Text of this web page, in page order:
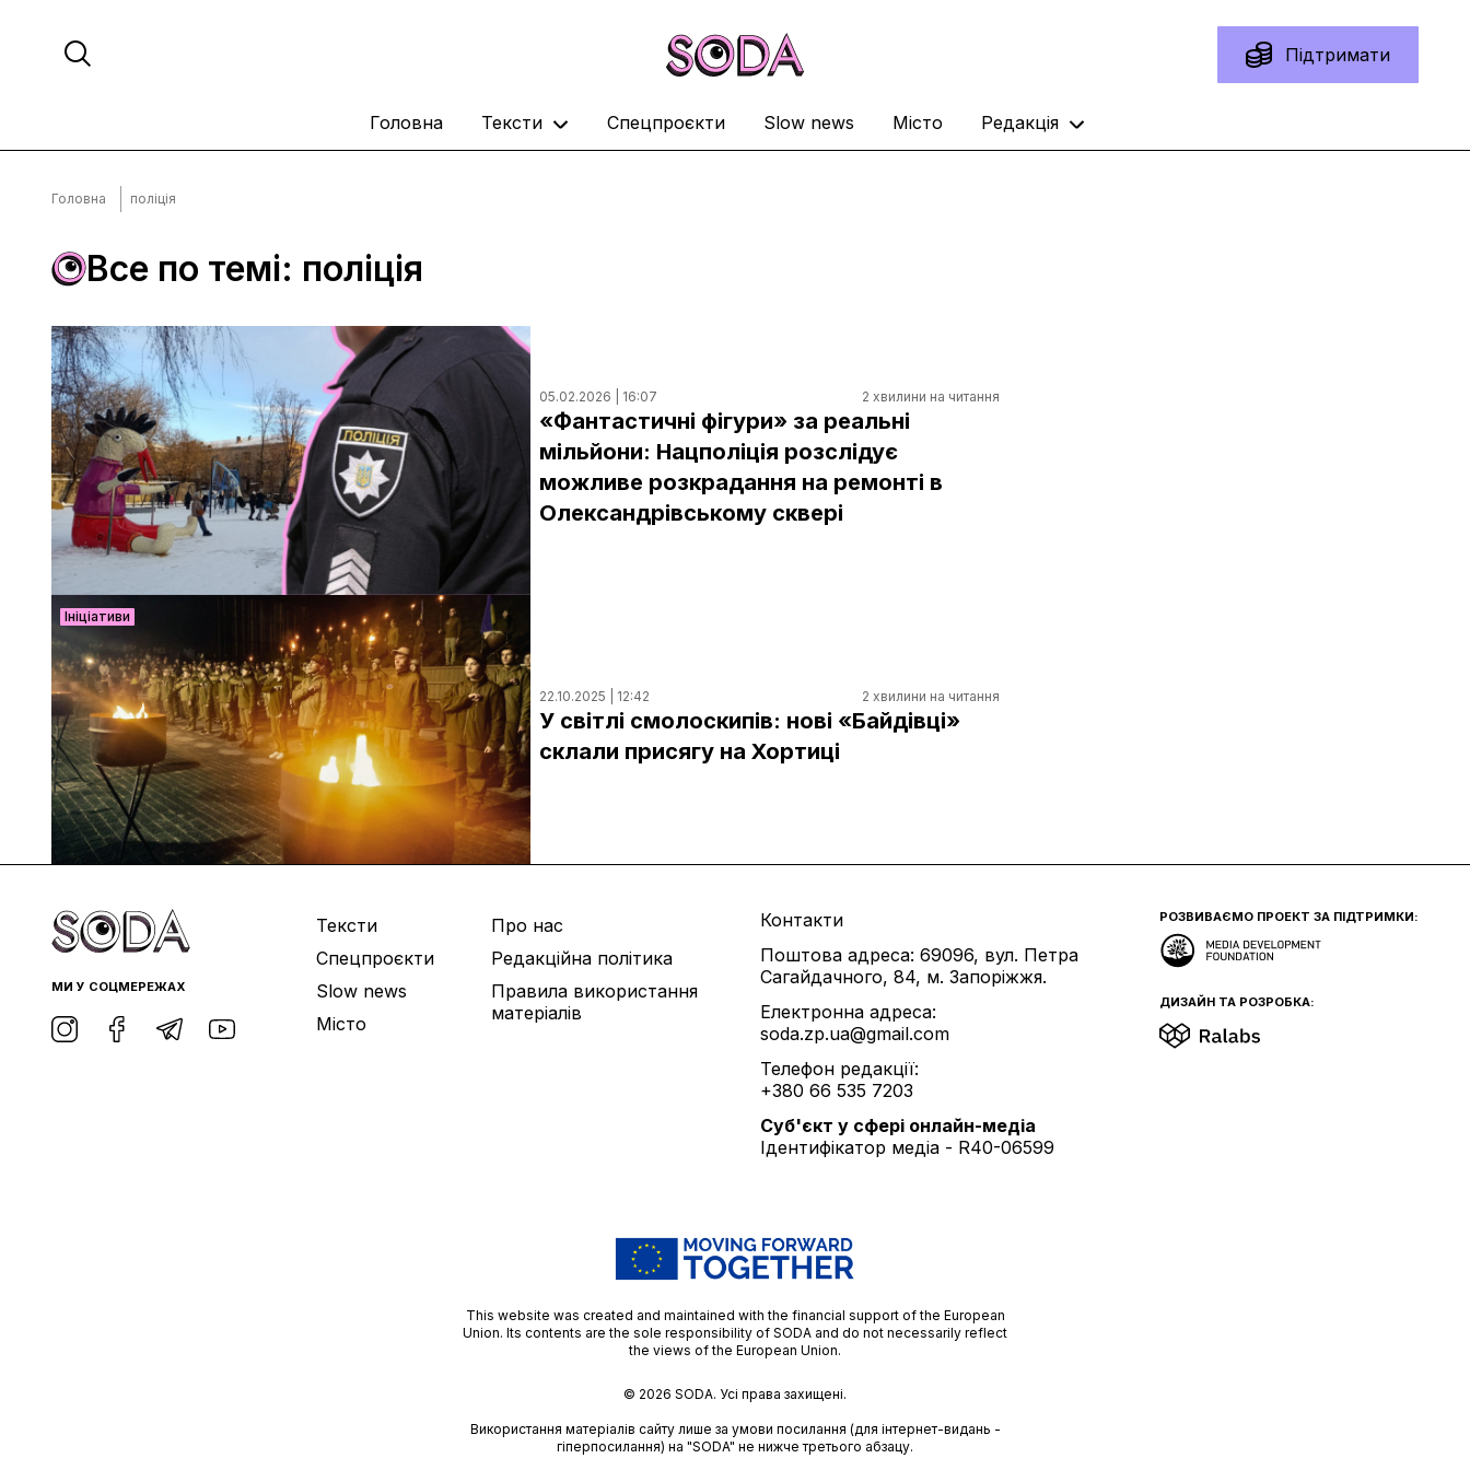
Підтримати
Головна Тексти Спецпроєкти Slow news Місто Редакція
Головна поліція
Все по темі: поліція
05.02.2026 | 16:07 2 хвилини на читання
«Фантастичні фігури» за реальні
мільйони: Нацполіція розслідує
можливе розкрадання на ремонті в
Олександрівському сквері
Ініціативи
22.10.2025 | 12:42 2 хвилини на читання
У світлі смолоскипів: нові «Байдівці»
склали присягу на Хортиці
МИ У СОЦМЕРЕЖАХ
Тексти
Спецпроєкти
Slow news
Місто
Про нас
Редакційна політика
Правила використання
матеріалів
Контакти
Поштова адреса: 69096, вул. Петра
Сагайдачного, 84, м. Запоріжжя.
Електронна адреса:
soda.zp.ua@gmail.com
Телефон редакції:
+380 66 535 7203
Cуб'єкт у сфері онлайн-медіа
Ідентифікатор медіа - R40-06599
РОЗВИВАЄМО ПРОЕКТ ЗА ПІДТРИМКИ:
ДИЗАЙН ТА РОЗРОБКА:
This website was created and maintained with the financial support of the European
Union. Its contents are the sole responsibility of SODA and do not necessarily reflect
the views of the European Union.
© 2026 SODA. Усі права захищені.
Використання матеріалів сайту лише за умови посилання (для інтернет-видань -
гіперпосилання) на "SODA" не нижче третього абзацу.